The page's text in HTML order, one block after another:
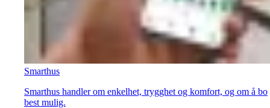
Smarthus
Smarthus handler om enkelhet, trygghet og komfort, og om å bo
best mulig.